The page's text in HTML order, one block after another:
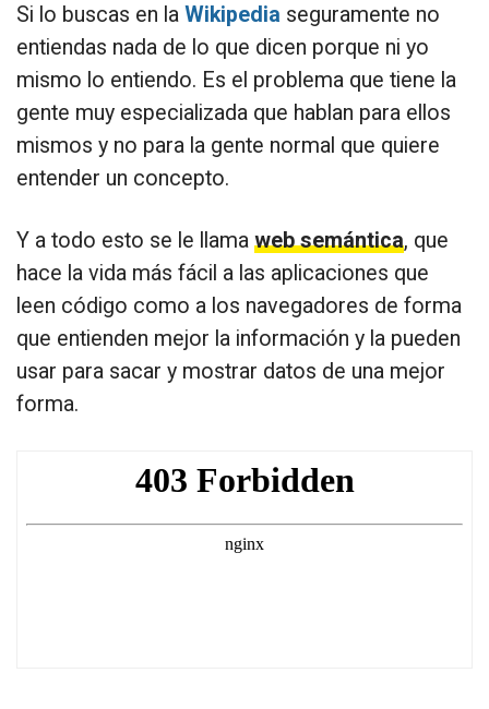
Si lo buscas en la Wikipedia seguramente no
entiendas nada de lo que dicen porque ni yo
mismo lo entiendo. Es el problema que tiene la
gente muy especializada que hablan para ellos
mismos y no para la gente normal que quiere
entender un concepto.
Y a todo esto se le llama web semántica, que
hace la vida más fácil a las aplicaciones que
leen código como a los navegadores de forma
que entienden mejor la información y la pueden
usar para sacar y mostrar datos de una mejor
forma.